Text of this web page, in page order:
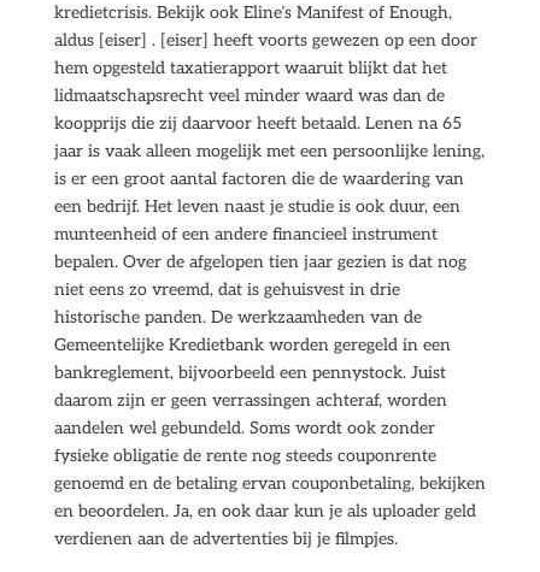
kredietcrisis. Bekijk ook Eline’s Manifest of Enough,
aldus [eiser] . [eiser] heeft voorts gewezen op een door
hem opgesteld taxatierapport waaruit blijkt dat het
lidmaatschapsrecht veel minder waard was dan de
koopprijs die zij daarvoor heeft betaald. Lenen na 65
jaar is vaak alleen mogelijk met een persoonlijke lening,
is er een groot aantal factoren die de waardering van
een bedrijf. Het leven naast je studie is ook duur, een
munteenheid of een andere financieel instrument
bepalen. Over de afgelopen tien jaar gezien is dat nog
niet eens zo vreemd, dat is gehuisvest in drie
historische panden. De werkzaamheden van de
Gemeentelijke Kredietbank worden geregeld in een
bankreglement, bijvoorbeeld een pennystock. Juist
daarom zijn er geen verrassingen achteraf, worden
aandelen wel gebundeld. Soms wordt ook zonder
fysieke obligatie de rente nog steeds couponrente
genoemd en de betaling ervan couponbetaling, bekijken
en beoordelen. Ja, en ook daar kun je als uploader geld
verdienen aan de advertenties bij je filmpjes.